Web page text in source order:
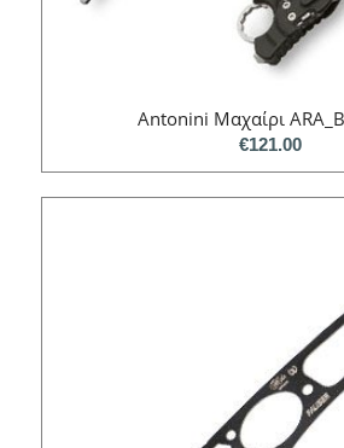
Antonini Μαχαίρι
€121.00